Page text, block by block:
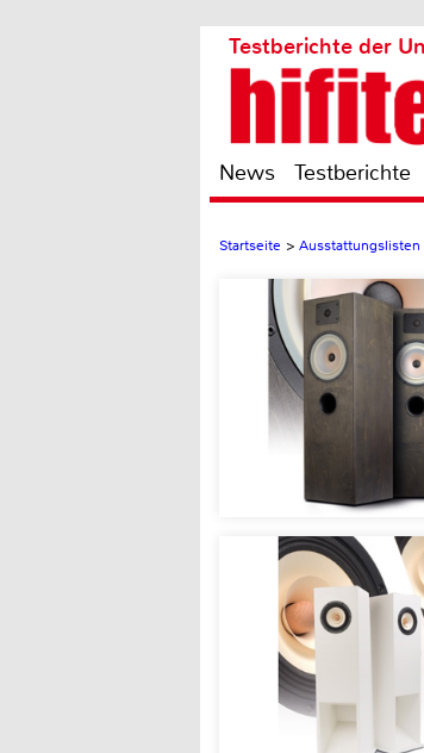
Testberichte der
News Testberichte
Startseite > Ausstattungslisten